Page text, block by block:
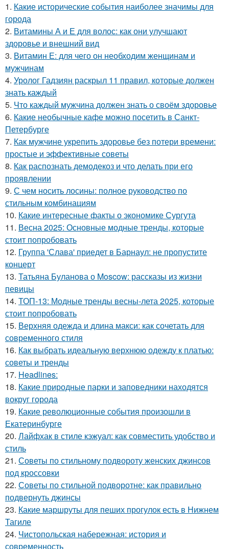
1. Какие исторические события наиболее значимы для
города
2. Витамины А и Е для волос: как они улучшают
здоровье и внешний вид
3. Витамин Е: для чего он необходим женщинам и
мужчинам
4. Уролог Гадзиян раскрыл 11 правил, которые должен
знать каждый
5. Что каждый мужчина должен знать о своём здоровье
6. Какие необычные кафе можно посетить в Санкт-
Петербурге
7. Как мужчине укрепить здоровье без потери времени:
простые и эффективные советы
8. Как распознать демодекоз и что делать при его
проявлении
9. С чем носить лосины: полное руководство по
стильным комбинациям
10. Какие интересные факты о экономике Сургута
11. Весна 2025: Основные модные тренды, которые
стоит попробовать
12. Группа 'Слава' приедет в Барнаул: не пропустите
концерт
13. Татьяна Буланова о Moscow: рассказы из жизни
певицы
14. ТОП-13: Модные тренды весны-лета 2025, которые
стоит попробовать
15. Верхняя одежда и длина макси: как сочетать для
современного стиля
16. Как выбрать идеальную верхнюю одежду к платью:
советы и тренды
17. Headlines:
18. Какие природные парки и заповедники находятся
вокруг города
19. Какие революционные события произошли в
Екатеринбурге
20. Лайфхак в стиле кэжуал: как совместить удобство и
стиль
21. Советы по стильному подвороту женских джинсов
под кроссовки
22. Советы по стильной подворотне: как правильно
подвернуть джинсы
23. Какие маршруты для пеших прогулок есть в Нижнем
Тагиле
24. Чистопольская набережная: история и
современность